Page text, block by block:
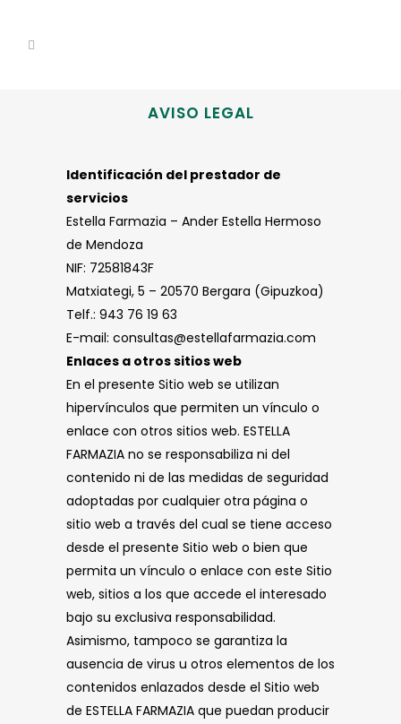
AVISO LEGAL
Identificación del prestador de
servicios
Estella Farmazia – Ander Estella Hermoso
de Mendoza
NIF: 72581843F
Matxiategi, 5 – 20570 Bergara (Gipuzkoa)
Telf.: 943 76 19 63
E-mail: consultas@estellafarmazia.com
Enlaces a otros sitios web
En el presente Sitio web se utilizan
hipervínculos que permiten un vínculo o
enlace con otros sitios web. ESTELLA
FARMAZIA no se responsabiliza ni del
contenido ni de las medidas de seguridad
adoptadas por cualquier otra página o
sitio web a través del cual se tiene acceso
desde el presente Sitio web o bien que
permita un vínculo o enlace con este Sitio
web, sitios a los que accede el interesado
bajo su exclusiva responsabilidad.
Asimismo, tampoco se garantiza la
ausencia de virus u otros elementos de los
contenidos enlazados desde el Sitio web
de ESTELLA FARMAZIA que puedan producir